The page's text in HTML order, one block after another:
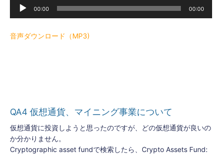
レ
00:00 00:00
音声ダウンロード（MP3)
QA4 仮想通貨、マイニング事業について
仮想通貨に投資しようと思ったのですが、どの仮想通貨が良いの
か分かりません。
Cryptographic asset fundで検索したら、Crypto Assets Fund: